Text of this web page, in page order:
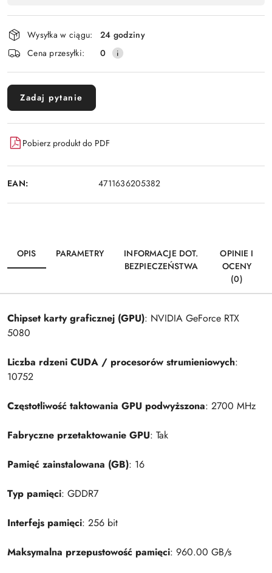
płatność
i
dostawa
Wysyłka w ciągu:
24 godziny
Cena przesyłki:
0
Zadaj pytanie
Pobierz produkt do PDF
EAN: 4711636205382
OPIS PARAMETRY
INFORMACJE DOT.
BEZPIECZEŃSTWA
OPINIE I
OCENY
(0)
Chipset karty graficznej (GPU): NVIDIA GeForce RTX
5080
Liczba rdzeni CUDA / procesorów strumieniowych:
10752
Częstotliwość taktowania GPU podwyższona: 2700 MHz
Fabryczne przetaktowanie GPU: Tak
Pamięć zainstalowana (GB): 16
Typ pamięci: GDDR7
Interfejs pamięci: 256 bit
Maksymalna przepustowość pamięci: 960.00 GB/s